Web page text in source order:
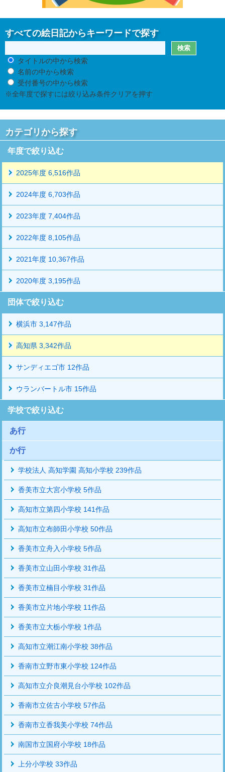
すべての絵日記からキーワードで探す
タイトルの中から検索
名前の中から検索
受付番号の中から検索
※全年度で探すには絞り込み条件クリアを押す
カテゴリから探す
年度で絞り込む
2025年度 6,516作品
2024年度 6,703作品
2023年度 7,404作品
2022年度 8,105作品
2021年度 10,367作品
2020年度 3,195作品
団体で絞り込む
横浜市 3,147作品
高知県 3,342作品
サンディエゴ市 12作品
ウランバートル市 15作品
学校で絞り込む
あ行
か行
学校法人 高知学園 高知小学校 239作品
香美市立大宮小学校 5作品
高知市立第四小学校 141作品
高知市立布師田小学校 50作品
香美市立舟入小学校 5作品
香美市立山田小学校 31作品
香美市立楠目小学校 31作品
香美市立片地小学校 11作品
香美市立大栃小学校 1作品
高知市立潮江南小学校 38作品
香南市立野市東小学校 124作品
高知市立介良潮見台小学校 102作品
香南市立佐古小学校 57作品
香南市立香我美小学校 74作品
南国市立国府小学校 18作品
上分小学校 33作品